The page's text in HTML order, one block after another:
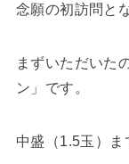
念願の初訪問と
まずいただいた
ン」です。
中盛（1.5玉）ま